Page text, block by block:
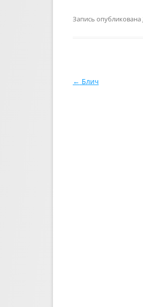
Запись опубликована
Навигация по
← Блич